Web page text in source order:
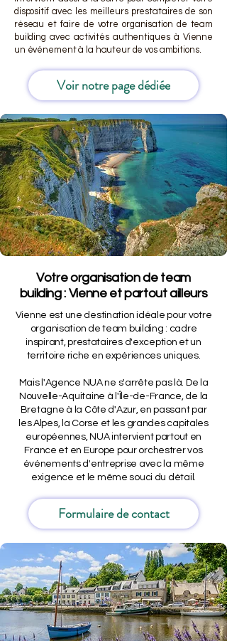
dispositif avec les meilleurs prestataires de son
réseau et faire de votre organisation de team
building avec activités authentiques à Vienne
un événement à la hauteur de vos ambitions.
Voir notre page dédiée
Votre organisation de team
building : Vienne et partout ailleurs
Vienne est une destination idéale pour votre
organisation de team building : cadre
inspirant, prestataires d'exception et un
territoire riche en expériences uniques.
Mais l'Agence NUA ne s'arrête pas là. De la
Nouvelle-Aquitaine à l'Île-de-France, de la
Bretagne à la Côte d'Azur, en passant par
les Alpes, la Corse et les grandes capitales
européennes, NUA intervient partout en
France et en Europe pour orchestrer vos
événements d'entreprise avec la même
exigence et le même souci du détail.
Formulaire de contact